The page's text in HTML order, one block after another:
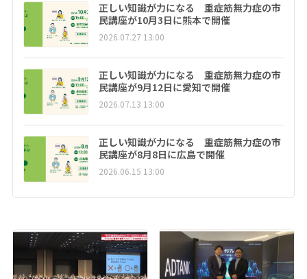
正しい知識が力になる 重症筋無力症の市
民講座が10月3日に熊本で開催
2026.07.27 13:00
正しい知識が力になる 重症筋無力症の市
民講座が9月12日に愛知で開催
2026.07.13 13:00
正しい知識が力になる 重症筋無力症の市
民講座が8月8日に広島で開催
2026.06.15 13:00